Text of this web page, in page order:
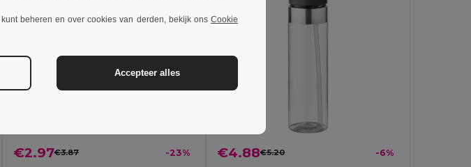
€2.97€3.87 -23% €4.88€5.20 -6%
beheren en over cookies van derden, bekijk ons Cookie
Accepteer alles